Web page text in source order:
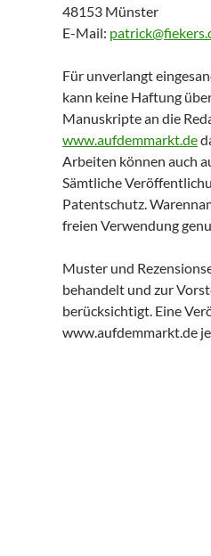
48153 Münster
E-Mail:
Für unverlangt
kann keine Haftung
Manuskripte an die
www.aufdemmarkt.de
Arbeiten können auch
Sämtliche
Patentschutz.
freien Verwendung
Muster und
behandelt und zur
berücksichtigt. Eine
www.aufdemmarkt.de